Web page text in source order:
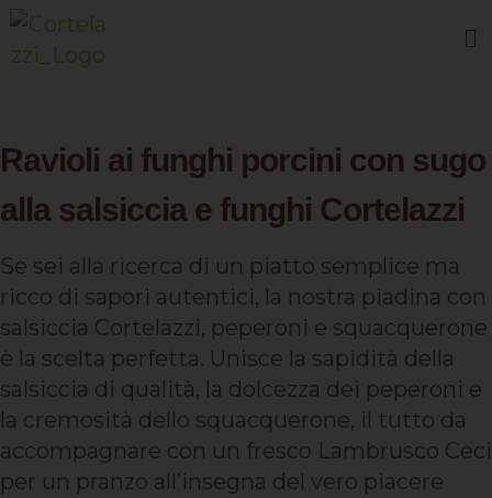
Ravioli ai funghi porcini con sugo
alla salsiccia e funghi Cortelazzi
Se sei alla ricerca di un piatto semplice ma
ricco di sapori autentici, la nostra piadina con
salsiccia Cortelazzi, peperoni e squacquerone
è la scelta perfetta. Unisce la sapidità della
salsiccia di qualità, la dolcezza dei peperoni e
la cremosità dello squacquerone, il tutto da
accompagnare con un fresco Lambrusco Ceci
per un pranzo all’insegna del vero piacere